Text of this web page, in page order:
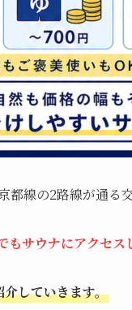
線の2路線が通る
もサウナにアクセス
していきます。